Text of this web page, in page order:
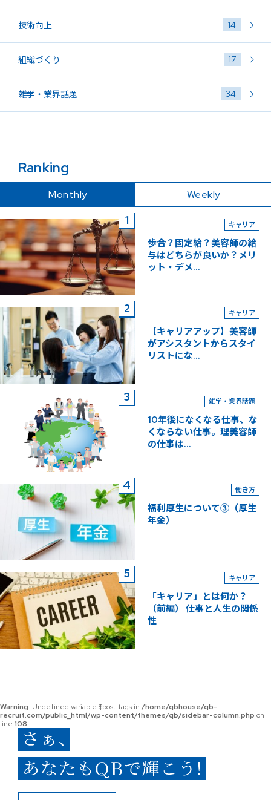
技術向上 14
組織づくり 17
雑学・業界話題 34
Ranking
Monthly Weekly
キャリア
歩合？固定給？美容師の給
与はどちらが良いか？メリ
ット・デメ...
キャリア
【キャリアアップ】美容師
がアシスタントからスタイ
リストにな...
雑学・業界話題
10年後になくなる仕事、な
くならない仕事。理美容師
の仕事は...
働き方
福利厚生について③（厚生
年金）
キャリア
「キャリア」とは何か？
（前編） 仕事と人生の関係
性
Warning: Undefined variable $post_tags in /home/qbhouse/qb-
recruit.com/public_html/wp-content/themes/qb/sidebar-column.php on
line 108